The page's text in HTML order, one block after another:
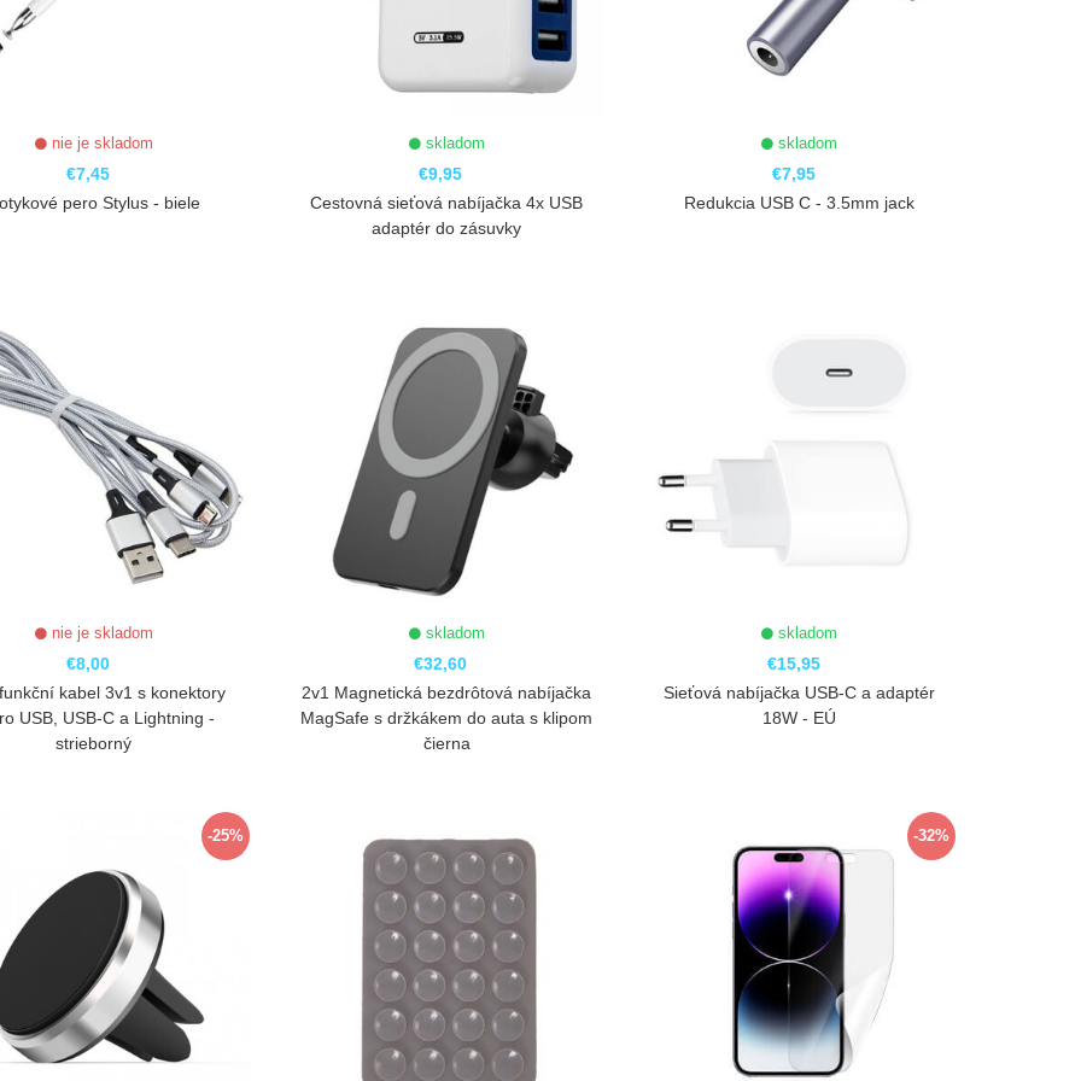
nie je skladom
€7,45
pero Stylus - biele
skladom
€9,95
Cestovná sieťová nabíjačka 4x USB
adaptér do zásuvky
skladom
€7,95
Redukcia USB C - 3.5mm jack
nie je skladom
€8,00
kabel 3v1 s konektory
USB, USB-C a Lightning -
strieborný
skladom
€32,60
2v1 Magnetická bezdrôtová nabíjačka
MagSafe s držkákem do auta s klipom
čierna
skladom
€15,95
Sieťová nabíjačka USB-C a adaptér
18W - EÚ
-25% -32%